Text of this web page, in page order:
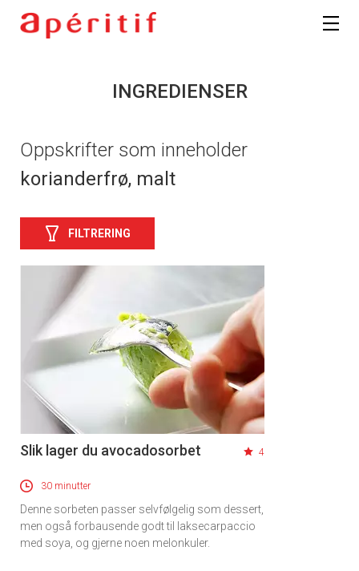
INGREDIENSER
Oppskrifter som inneholder
korianderfrø, malt
FILTRERING
Slik lager du avocadosorbet 4
30 minutter
Denne sorbeten passer selvfølgelig som dessert,
men også forbausende godt til laksecarpaccio
med soya, og gjerne noen melonkuler.